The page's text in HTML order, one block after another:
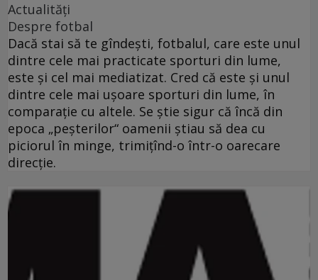
Actualități
Despre fotbal
Dacă stai să te gîndeşti, fotbalul, care este unul
dintre cele mai practicate sporturi din lume,
este şi cel mai mediatizat. Cred că este şi unul
dintre cele mai uşoare sporturi din lume, în
comparaţie cu altele. Se ştie sigur că încă din
epoca „peşterilor“ oamenii ştiau să dea cu
piciorul în minge, trimiţînd-o într-o oarecare
direcţie.